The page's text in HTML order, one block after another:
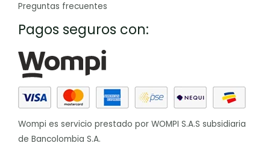
Preguntas frecuentes
Pagos seguros con:
Wompi es servicio prestado por WOMPI S.A.S subsidiaria
de Bancolombia S.A.